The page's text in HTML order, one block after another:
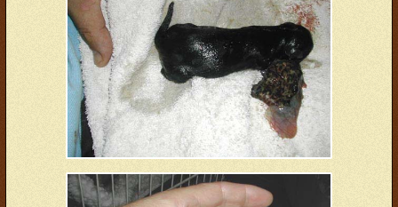
parto10.jpg